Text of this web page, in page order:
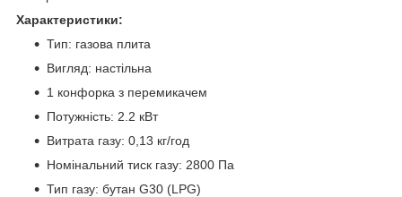
Характеристики:
Тип: газова плита
Вигляд: настільна
1 конфорка з перемикачем
Потужність: 2.2 кВт
Витрата газу: 0,13 кг/год
Номінальний тиск газу: 2800 Па
Тип газу: бутан G30 (LPG)